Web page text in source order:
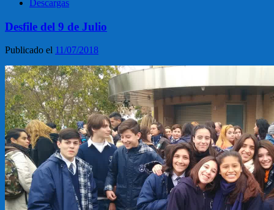
Descargas
Desfile del 9 de Julio
Publicado el 11/07/2018